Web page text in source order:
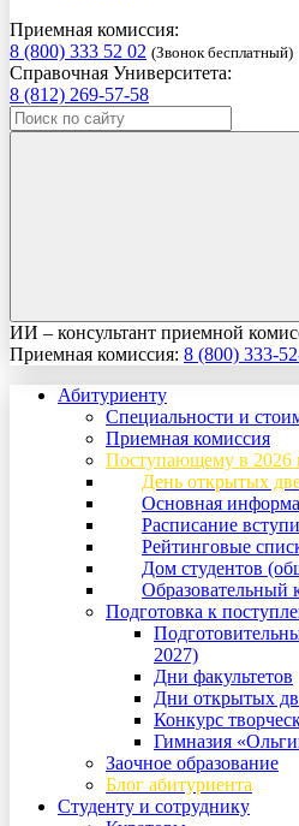
Приемная комиссия:
8 (800) 333 52 02 (Звонок бесплатный)
Справочная Университета:
8 (812) 269-57-58
ИИ – консультант приемной
Приемная комиссия: 8 (800) 333-
Абитуриенту
Специальности и
Приемная комиссия
Поступающему в 2026
День открытых
Основная
Расписание
Рейтинговые
Дом студентов
Образовательный
Подготовка к
2027)
Дни факультетов
Дни открытых
Конкурс
Гимназия
Заочное образование
Блог абитуриента
Студенту и сотруднику